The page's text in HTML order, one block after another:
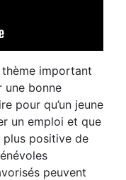
important
une bonne
pour qu’un jeune
un emploi et que
plus positive de
peuvent